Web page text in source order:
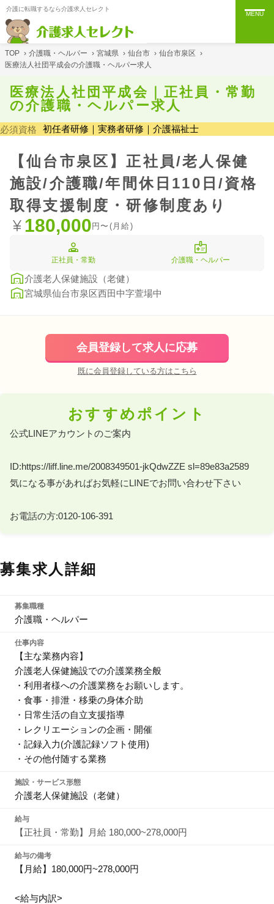
介護に転職するなら介護求人セレクト
MENU
TOP › 介護職・ヘルパー › 宮城県 › 仙台市 › 仙台市泉区 ›
医療法人社団平成会の介護職・ヘルパー求人
医療法人社団平成会｜正社員・常勤
の介護職・ヘルパー求人
必須資格 初任者研修｜実務者研修｜介護福祉士
【仙台市泉区】正社員/老人保健
施設/介護職/年間休日110日/資格
取得支援制度・研修制度あり
180,000円〜(月給)
正社員・常勤 介護職・ヘルパー
介護老人保健施設（老健）
宮城県仙台市泉区西田中字萱場中
会員登録して求人に応募
既に会員登録している方はこちら
おすすめポイント
公式LINEアカウントのご案内
ID:https://liff.line.me/2008349501-jkQdwZZE sl=89e83a2589
気になる事があればお気軽にLINEでお問い合わせ下さい
お電話の方:0120-106-391
募集求人詳細
募集職種
介護職・ヘルパー
仕事内容
【主な業務内容】
介護老人保健施設での介護業務全般
・利用者様への介護業務をお願いします。
・食事・排泄・移乗の身体介助
・日常生活の自立支援指導
・レクリエーションの企画・開催
・記録入力(介護記録ソフト使用)
・その他付随する業務
施設・サービス形態
介護老人保健施設（老健）
給与
【正社員・常勤】月給 180,000~278,000円
給与の備考
【月給】180,000円~278,000円
<給与内訳>